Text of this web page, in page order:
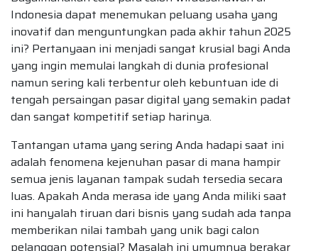
Indonesia dapat menemukan peluang usaha yang
inovatif dan menguntungkan pada akhir tahun 2025
ini? Pertanyaan ini menjadi sangat krusial bagi Anda
yang ingin memulai langkah di dunia profesional
namun sering kali terbentur oleh kebuntuan ide di
tengah persaingan pasar digital yang semakin padat
dan sangat kompetitif setiap harinya.
Tantangan utama yang sering Anda hadapi saat ini
adalah fenomena kejenuhan pasar di mana hampir
semua jenis layanan tampak sudah tersedia secara
luas. Apakah Anda merasa ide yang Anda miliki saat
ini hanyalah tiruan dari bisnis yang sudah ada tanpa
memberikan nilai tambah yang unik bagi calon
pelanggan potensial? Masalah ini umumnya berakar